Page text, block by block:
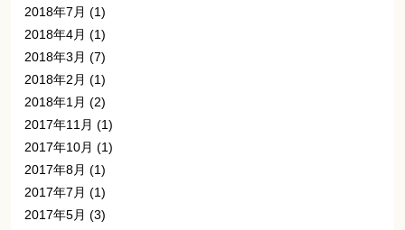
2018年7月 (1)
2018年4月 (1)
2018年3月 (7)
2018年2月 (1)
2018年1月 (2)
2017年11月 (1)
2017年10月 (1)
2017年8月 (1)
2017年7月 (1)
2017年5月 (3)